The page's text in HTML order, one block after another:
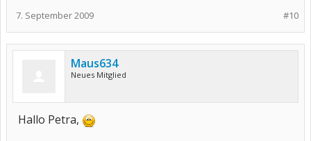
#10
7. September 2009
Maus634
Neues Mitglied
Hallo Petra,